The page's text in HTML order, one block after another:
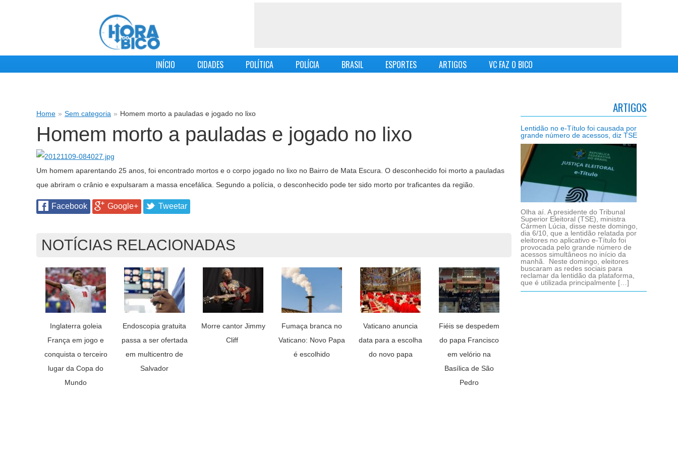
INÍCIO CIDADES POLÍTICA POLÍCIA BRASIL ESPORTES ARTIGOS VC FAZ O BICO
Home » Sem categoria » Homem morto a pauladas e jogado no lixo
Homem morto a pauladas e jogado no lixo
Um homem aparentando 25 anos, foi encontrado mortos e o corpo jogado no lixo no Bairro de Mata Escura. O desconhecido foi morto a pauladas
que abriram o crânio e expulsaram a massa encefálica. Segundo a polícia, o desconhecido pode ter sido morto por traficantes da região.
Facebook Google+ Tweetar
NOTÍCIAS RELACIONADAS
Inglaterra goleia
França em jogo e
conquista o terceiro
lugar da Copa do
Mundo
Endoscopia gratuita
passa a ser ofertada
em multicentro de
Salvador
Morre cantor Jimmy
Cliff
Fumaça branca no
Vaticano: Novo Papa
é escolhido
Vaticano anuncia
data para a escolha
do novo papa
Fiéis se despedem
do papa Francisco
em velório na
Basílica de São
Pedro
ARTIGOS
Lentidão no e-Título foi causada por
grande número de acessos, diz TSE
Olha aí. A presidente do Tribunal
Superior Eleitoral (TSE), ministra
Cármen Lúcia, disse neste domingo,
dia 6/10, que a lentidão relatada por
eleitores no aplicativo e-Título foi
provocada pelo grande número de
acessos simultâneos no início da
manhã. Neste domingo, eleitores
buscaram as redes sociais para
reclamar da lentidão da plataforma,
que é utilizada principalmente […]